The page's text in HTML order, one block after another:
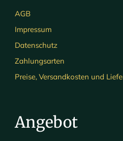
AGB
Impressum
Datenschutz
Zahlungsarten
Preise, Versandkosten und
Angebot